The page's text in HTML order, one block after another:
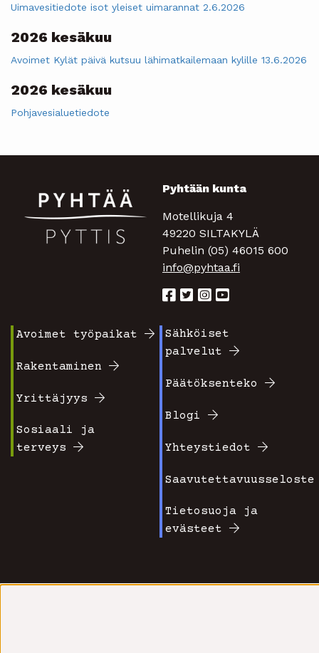
Uimavesitiedote isot yleiset uimarannat 2.6.2026
2026 kesäkuu
Avoimet Kylät päivä kutsuu lähimatkailemaan kylille 13.6.2026
2026 kesäkuu
Pohjavesialuetiedote
Pyhtään kunta
Motellikuja 4
49220 SILTAKYLÄ
Puhelin (05) 46015 600
info@pyhtaa.fi
valikko
1
Avoimet työpaikat
Rakentaminen
Yrittäjyys
Sosiaali ja
terveys
Footer
2
Sähköiset
palvelut
Päätöksenteko
Blogi
Yhteystiedot
Saavutettavuusseloste
Tietosuoja ja
evästeet